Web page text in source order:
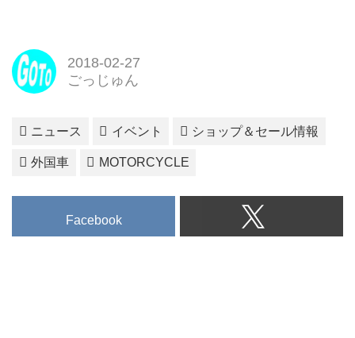
2018-02-27
ごっじゅん
ニュース イベント ショップ＆セール情報
外国車 MOTORCYCLE
Facebook